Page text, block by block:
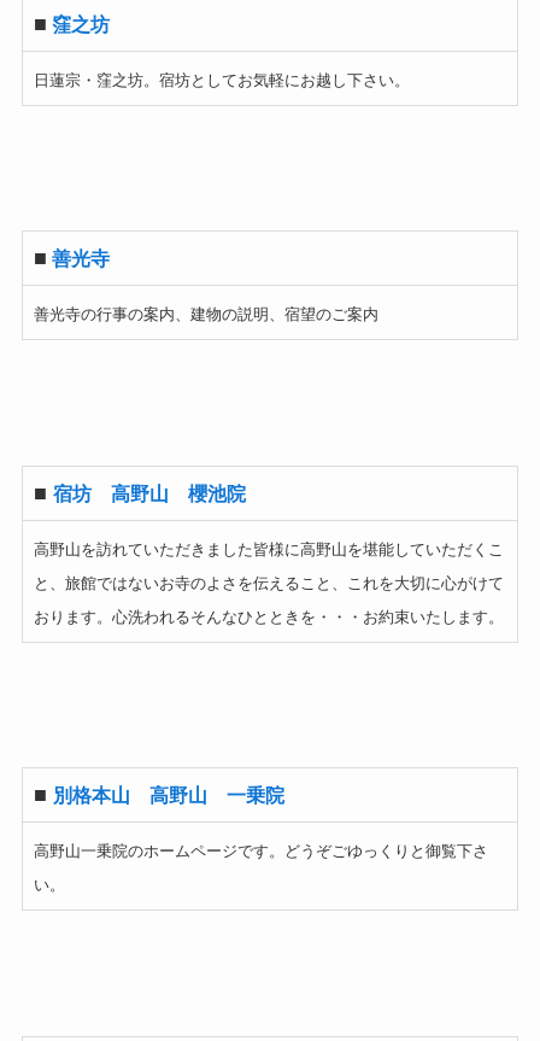
■ 窪之坊
日蓮宗・窪之坊。宿坊としてお気軽にお越し下さい。
■ 善光寺
善光寺の行事の案内、建物の説明、宿望のご案内
■ 宿坊 高野山 櫻池院
高野山を訪れていただきました皆様に高野山を堪能していただくこ
と、旅館ではないお寺のよさを伝えること、これを大切に心がけて
おります。心洗われるそんなひとときを・・・お約束いたします。
■ 別格本山 高野山 一乗院
高野山一乗院のホームページです。どうぞごゆっくりと御覧下さ
い。